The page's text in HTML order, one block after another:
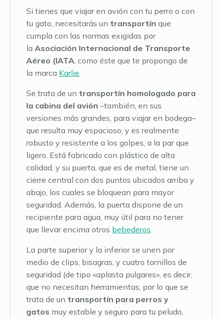
Si tienes que viajar en avión con tu perro o con
tu gato, necesitarás un transportín que
cumpla con las normas exigidas por
la Asociación Internacional de Transporte
Aéreo (IATA, como éste que te propongo de
la marca Karlie.
Se trata de un transportín homologado para
la cabina del avión –también, en sus
versiones más grandes, para viajar en bodega–
que resulta muy espacioso, y es realmente
robusto y resistente a los golpes, a la par que
ligero. Está fabricado con plástico de alta
calidad, y su puerta, que es de metal, tiene un
cierre central con dos puntos ubicados arriba y
abajo, los cuales se bloquean para mayor
seguridad. Además, la puerta dispone de un
recipiente para agua, muy útil para no tener
que llevar encima otros bebederos.
La parte superior y la inferior se unen por
medio de clips, bisagras, y cuatro tornillos de
seguridad (de tipo «aplasta pulgares», es decir,
que no necesitan herramientas, por lo que se
trata de un transportín para perros y
gatos muy estable y seguro para tu peludo,